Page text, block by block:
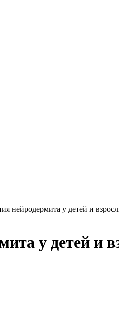
нейродермита у детей и
у детей и